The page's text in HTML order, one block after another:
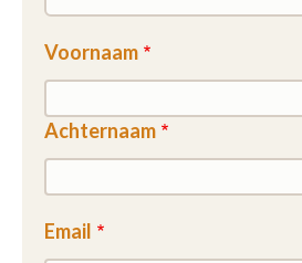
Voornaam
Achternaam
Email